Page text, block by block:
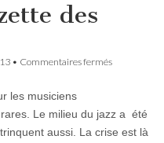
des
• Commentaires ferméssur
Gazette
Cuivres
les musiciens
Le milieu du jazz a été
aussi. La crise est là